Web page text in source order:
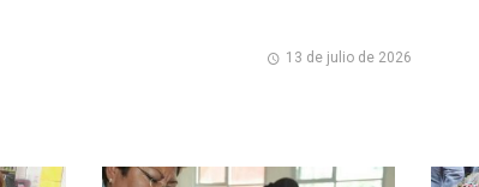
13 de julio de 2026